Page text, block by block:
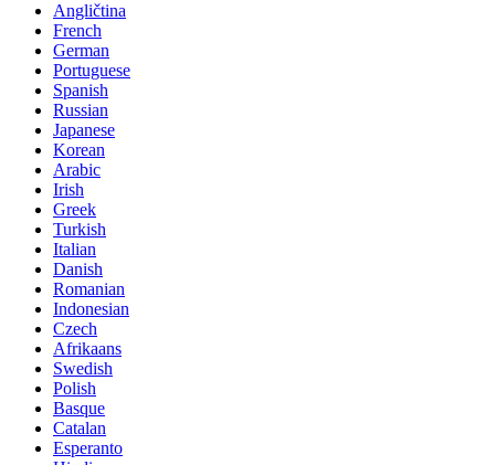
Angličtina
French
German
Portuguese
Spanish
Russian
Japanese
Korean
Arabic
Irish
Greek
Turkish
Italian
Danish
Romanian
Indonesian
Czech
Afrikaans
Swedish
Polish
Basque
Catalan
Esperanto